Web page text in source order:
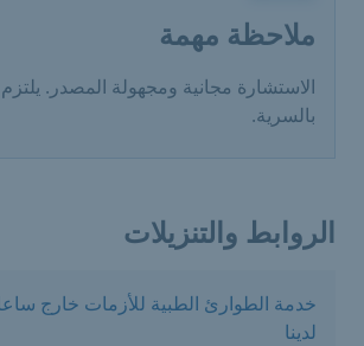
ملاحظة مهمة
الاستشارة مجانية ومجهولة المصدر.
بالسرية.
الروابط والتنزيلات
خدمة الطوارئ الطبية للأزمات خارج
لدينا